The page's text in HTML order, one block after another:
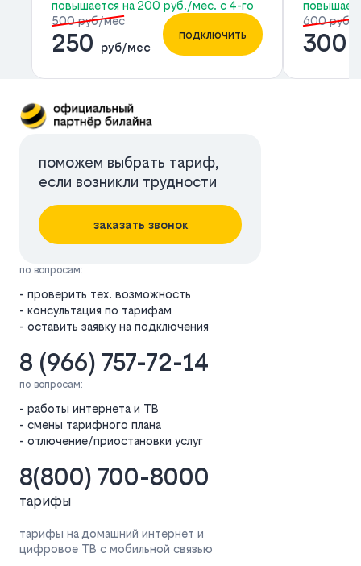
повышается на 200 руб./мес. с 4-го
500 руб/мес
250 руб/мес
подключить
600 руб/
300
поможем выбрать тариф,
если возникли трудности
заказать звонок
по вопросам:
- проверить тех. возможность
- консультация по тарифам
- оставить заявку на подключения
8 (966) 757-72-14
по вопросам:
- работы интернета и ТВ
- смены тарифного плана
- отлючение/приостановки услуг
8(800) 700-8000
тарифы
тарифы на домашний интернет и
цифровое ТВ с мобильной связью